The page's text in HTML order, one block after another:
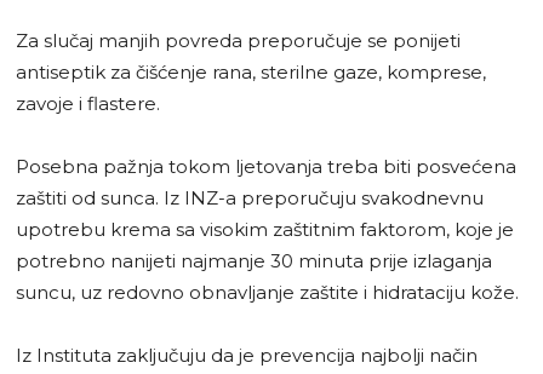
Za slučaj manjih povreda preporučuje se ponijeti
antiseptik za čišćenje rana, sterilne gaze, komprese,
zavoje i flastere.
Posebna pažnja tokom ljetovanja treba biti posvećena
zaštiti od sunca. Iz INZ-a preporučuju svakodnevnu
upotrebu krema sa visokim zaštitnim faktorom, koje je
potrebno nanijeti najmanje 30 minuta prije izlaganja
suncu, uz redovno obnavljanje zaštite i hidrataciju kože.
Iz Instituta zaključuju da je prevencija najbolji način